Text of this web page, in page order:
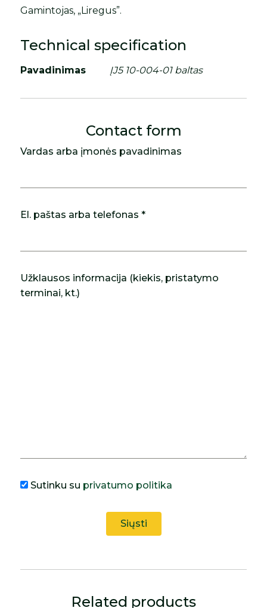
Gamintojas, „Liregus”.
Technical specification
Pavadinimas ĮJ5 10-004-01 baltas
Contact form
Vardas arba įmonės pavadinimas
El. paštas arba telefonas *
Užklausos informacija (kiekis, pristatymo
terminai, kt.)
Sutinku su privatumo politika
Related products